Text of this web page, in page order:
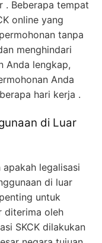
. Beberapa tempat
online yang
tanpa
menghindari
Anda lengkap,
Anda
hari kerja .
di Luar
legalisasi
di luar
untuk
diterima oleh
SKCK dilakukan